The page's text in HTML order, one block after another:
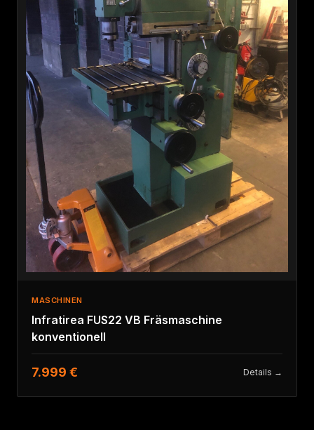
MASCHINEN
Infratirea FUS22 VB Fräsmaschine
konventionell
7.999 € Details →